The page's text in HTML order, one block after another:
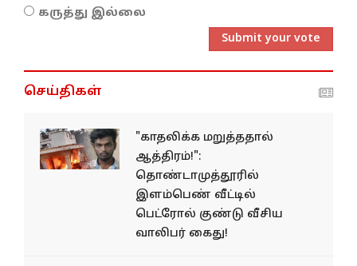
கருத்து இல்லை
Submit your vote
செய்திகள்
"காதலிக்க மறுத்ததால்
ஆத்திரம்!":
தொண்டாமுத்தூரில்
இளம்பெண் வீட்டில்
பெட்ரோல் குண்டு வீசிய
வாலிபர் கைது!